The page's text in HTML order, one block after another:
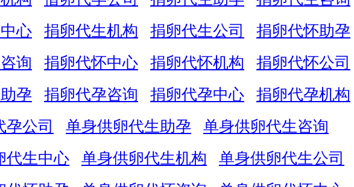
心
捐卵代生机构 捐卵代生公司
捐卵代怀助孕
询
捐卵代怀中心 捐卵代怀机构
捐卵代怀公司
孕
捐卵代孕咨询 捐卵代孕中心
捐卵代孕机构
孕公司
单身供卵代生助孕
单身供卵代生咨询
代生中心
单身供卵代生机构
单身供卵代生公司